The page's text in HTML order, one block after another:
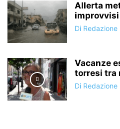
Allerta
Di Redazione
Vacanze
torresi tra
Di Redazione